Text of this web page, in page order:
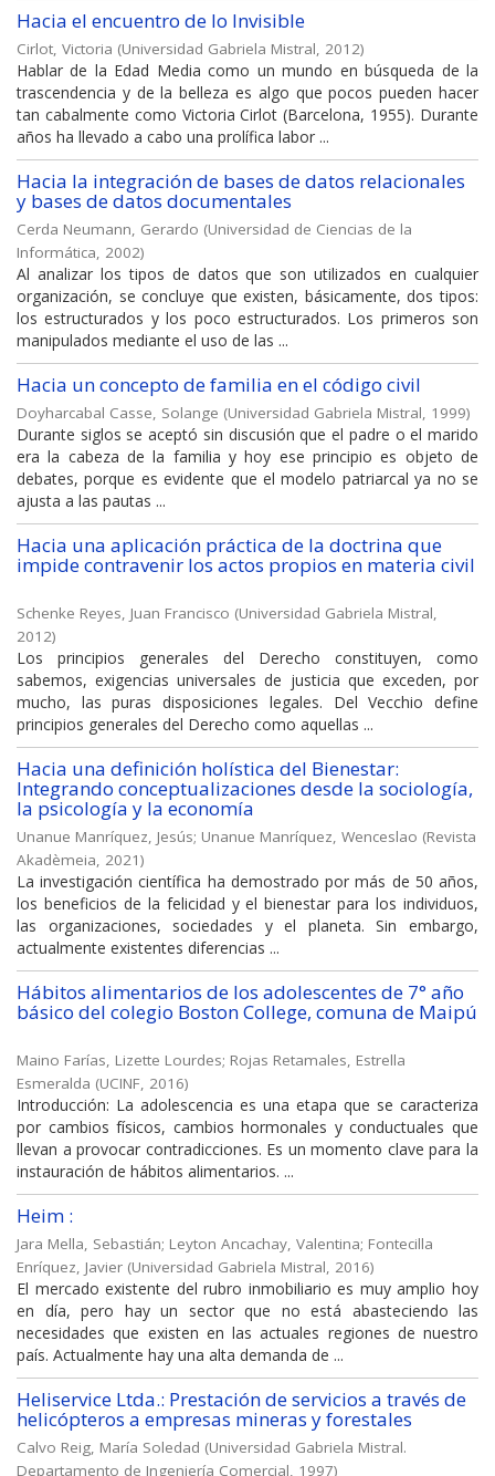
Hacia el encuentro de lo Invisible
Cirlot, Victoria (Universidad Gabriela Mistral, 2012)
Hablar de la Edad Media como un mundo en búsqueda de la
trascendencia y de la belleza es algo que pocos pueden hacer
tan cabalmente como Victoria Cirlot (Barcelona, 1955). Durante
años ha llevado a cabo una prolífica labor ...
Hacia la integración de bases de datos relacionales
y bases de datos documentales
Cerda Neumann, Gerardo (Universidad de Ciencias de la
Informática, 2002)
Al analizar los tipos de datos que son utilizados en cualquier
organización, se concluye que existen, básicamente, dos tipos:
los estructurados y los poco estructurados. Los primeros son
manipulados mediante el uso de las ...
Hacia un concepto de familia en el código civil
Doyharcabal Casse, Solange (Universidad Gabriela Mistral, 1999)
Durante siglos se aceptó sin discusión que el padre o el marido
era la cabeza de la familia y hoy ese principio es objeto de
debates, porque es evidente que el modelo patriarcal ya no se
ajusta a las pautas ...
Hacia una aplicación práctica de la doctrina que
impide contravenir los actos propios en materia civil
Schenke Reyes, Juan Francisco (Universidad Gabriela Mistral,
2012)
Los principios generales del Derecho constituyen, como
sabemos, exigencias universales de justicia que exceden, por
mucho, las puras disposiciones legales. Del Vecchio define
principios generales del Derecho como aquellas ...
Hacia una definición holística del Bienestar:
Integrando conceptualizaciones desde la sociología,
la psicología y la economía
Unanue Manríquez, Jesús; Unanue Manríquez, Wenceslao (Revista
Akadèmeia, 2021)
La investigación científica ha demostrado por más de 50 años,
los beneficios de la felicidad y el bienestar para los individuos,
las organizaciones, sociedades y el planeta. Sin embargo,
actualmente existentes diferencias ...
Hábitos alimentarios de los adolescentes de 7° año
básico del colegio Boston College, comuna de Maipú
Maino Farías, Lizette Lourdes; Rojas Retamales, Estrella
Esmeralda (UCINF, 2016)
Introducción: La adolescencia es una etapa que se caracteriza
por cambios físicos, cambios hormonales y conductuales que
llevan a provocar contradicciones. Es un momento clave para la
instauración de hábitos alimentarios. ...
Heim :
Jara Mella, Sebastián; Leyton Ancachay, Valentina; Fontecilla
Enríquez, Javier (Universidad Gabriela Mistral, 2016)
El mercado existente del rubro inmobiliario es muy amplio hoy
en día, pero hay un sector que no está abasteciendo las
necesidades que existen en las actuales regiones de nuestro
país. Actualmente hay una alta demanda de ...
Heliservice Ltda.: Prestación de servicios a través de
helicópteros a empresas mineras y forestales
Calvo Reig, María Soledad (Universidad Gabriela Mistral.
Departamento de Ingeniería Comercial, 1997)